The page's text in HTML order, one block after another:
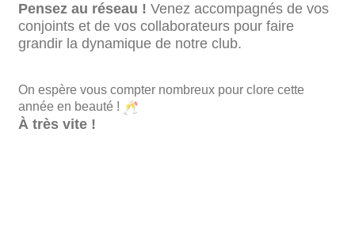
Pensez au réseau ! Venez accompagnés de vos
conjoints et de vos collaborateurs pour faire
grandir la dynamique de notre club.
On espère vous compter nombreux pour clore cette
année en beauté !
À très vite !